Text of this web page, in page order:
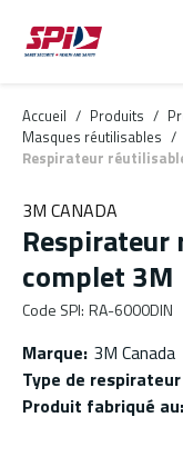
Aller au contenu
Skip to menu
Skip to footer
Accueil / Produits /
Masques réutilisables /
Respirateur
3M CANADA
Respirateur
complet 3M
Code SPI: RA-6000DIN
Marque: 3M Canada
Type de
Produit fabriqué au: